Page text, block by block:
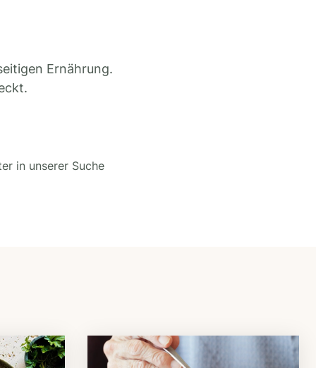
Ernährung.
in unserer Suche